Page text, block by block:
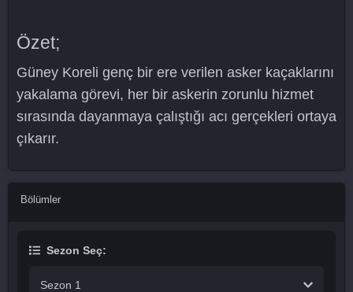
Özet;
Güney Koreli genç bir ere verilen asker kaçaklarını
yakalama görevi, her bir askerin zorunlu hizmet
sırasında dayanmaya çalıştığı acı gerçekleri ortaya
çıkarır.
Bölümler
Sezon Seç:
Sezon 1